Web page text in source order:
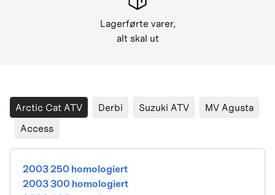
Lagerførte varer,
alt skal ut
Arctic Cat ATV Derbi Suzuki ATV
MV Agusta
Access
2003 250 homologiert
2003 300 homologiert